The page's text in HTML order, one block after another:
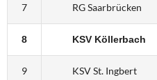
7 RG Saarbrücken
8 KSV Köllerbach
9 KSV St. Ingbert